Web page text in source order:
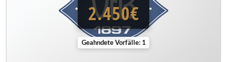
2.450€
Geahndete Vorfälle: 1